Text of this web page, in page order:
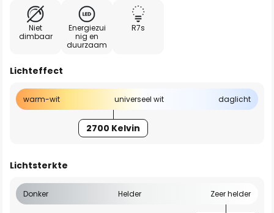
Niet
dimbaar
Energiezui
nig en
duurzaam
R7s
Lichteffect
warm-wit universeel wit daglicht
2700 Kelvin
Lichtsterkte
Donker Helder Zeer helder